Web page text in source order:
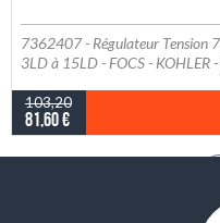
7362407 - Régulateur Tension
3LD à 15LD - FOCS - KOHLER
103,20
81,60 €